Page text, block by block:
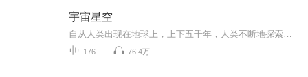
宇宙星空
176 76.4万